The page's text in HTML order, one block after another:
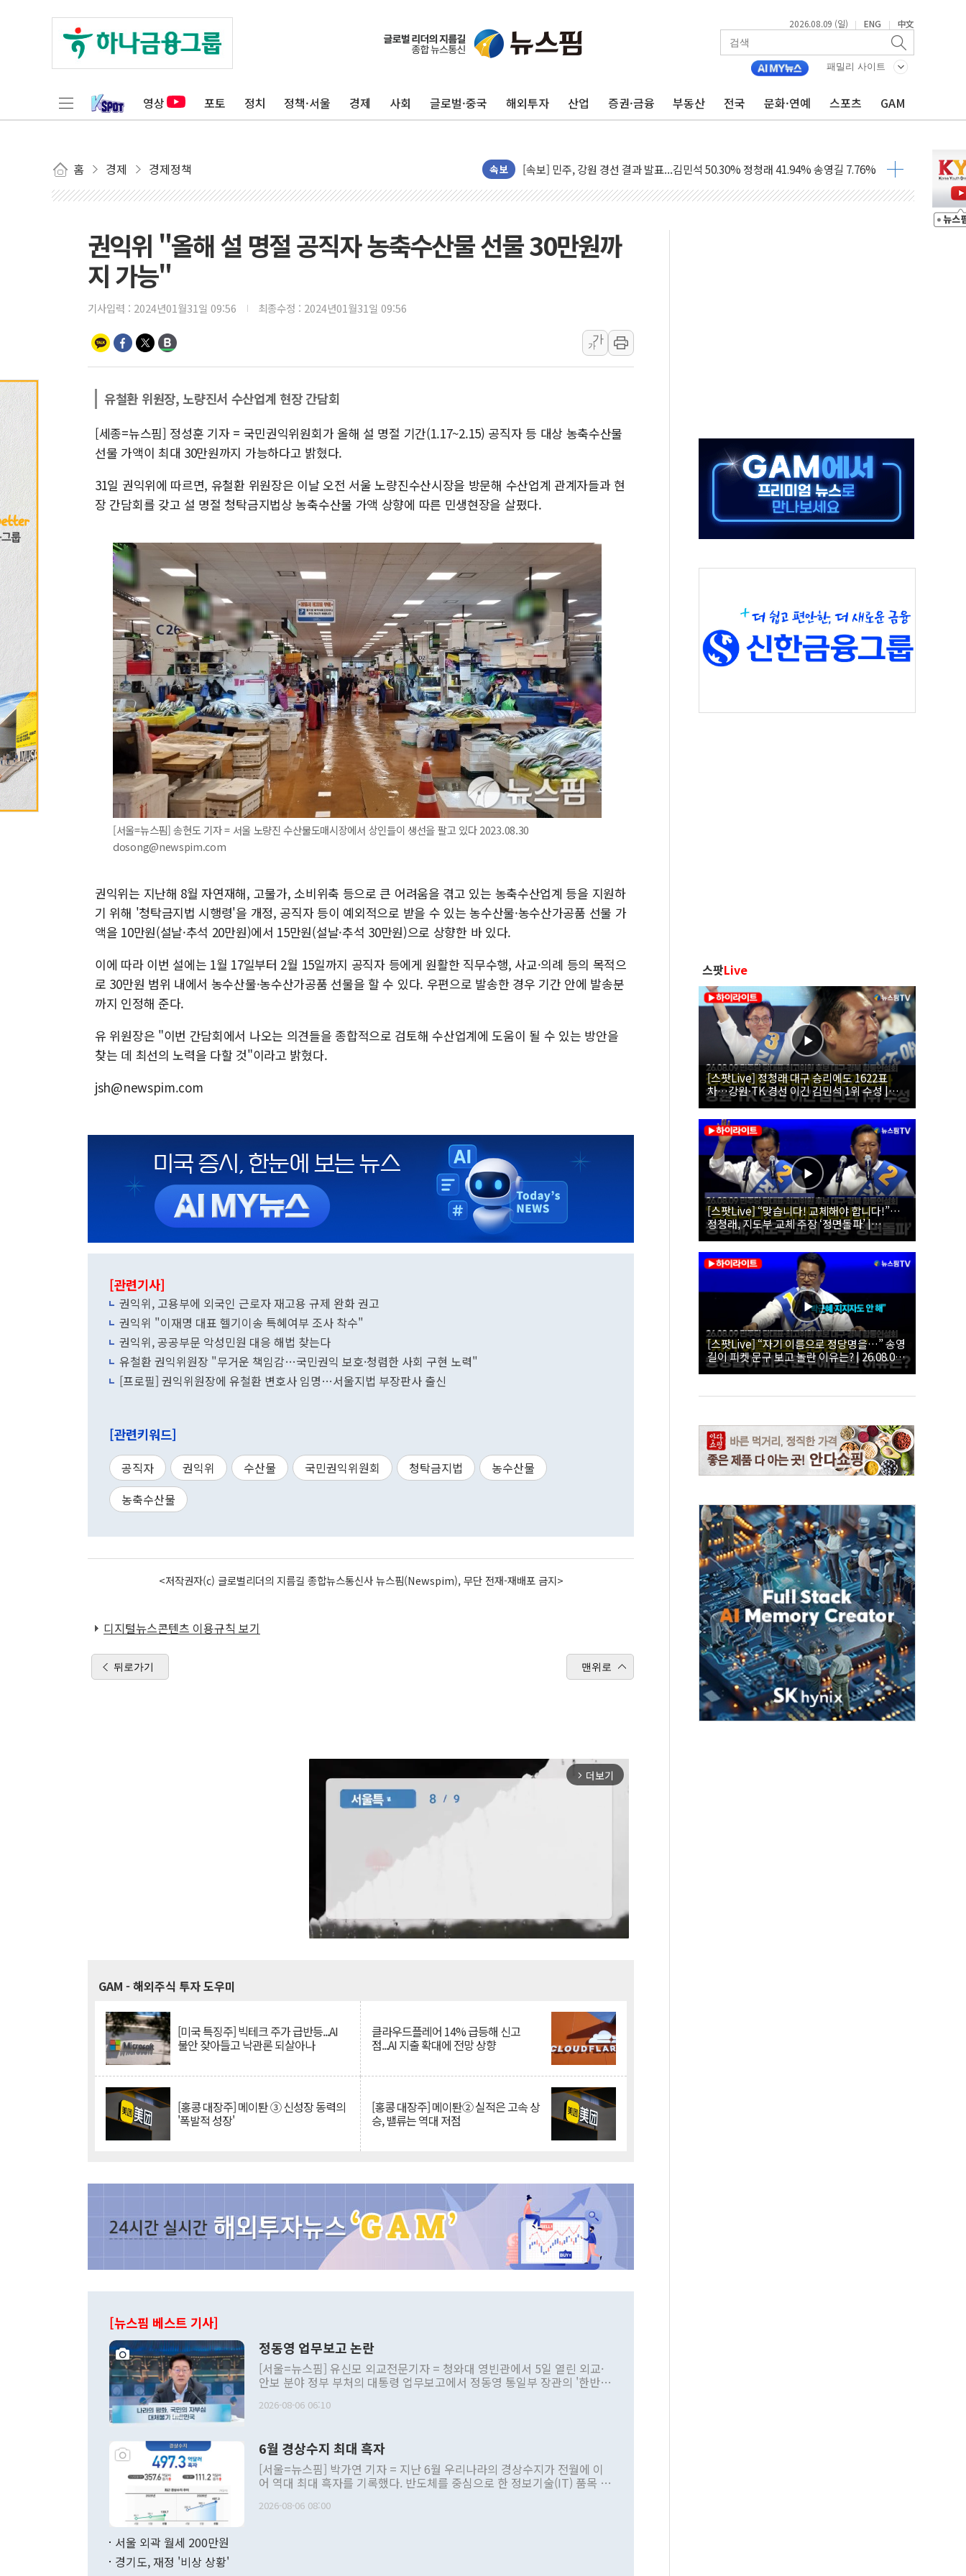
2026.08.09 (일) | ENG | 中文
패밀리 사이트
영상 포토 정치 정책·서울 경제 사회 글로벌·중국 해외투자 산업 증권·금융 부동산 전국 문화·연예 스포츠 GAM
홈 경제 경제정책 속보
인천서 말다툼 중 어머니 살해 10대 구속…범행 후 반려견도 죽여
김민석, 강원·대구·경북 경선서 정청래에 승리…金 48.54% vs 鄭 44.40%
[속보] 민주, 경북 경선 결과 발표...김민석 47.37% 정청래 45.71% 송영길 6.92%
[속보] 민주, 대구 경선 결과 발표...정청래 47.82% 김민석 46.35% 송영길 5.83%
정재헌 CEO, SKT 장기고객 400명 맞이…"마음 잇는 시간 되길"
최태원, 노소영에 9440억 지급 확정되나…재상고 앞두고 막판 셈법
인천시 광복절 현수막 '태극기 거꾸로' 논란…이틀만에 철거
병무청, 보충역 전면 손질… 예술·체육요원 최대 33% 감축
여야, 황희 '버스 하우스' 공방…野 "청년 우롱 기괴" vs 與 "송구한 해프닝"
풀무원재단, '국제과학연극제 2026'서 어린이 과학연극 2편 수상
경인고속도로서 차량 4대 연쇄 추돌…7세 남아 등 4명 부상
"AI가 먼저 알아채고 고친다"…LG유플러스, AI 홈네트워크 구현 첫발
권익위 "올해 설 명절 공직자 농축수산물 선물 30만원까
지 가능"
기사입력 : 2024년01월31일 09:56 최종수정 : 2024년01월31일 09:56
가
가
유철환 위원장, 노량진서 수산업계 현장 간담회
[세종=뉴스핌] 정성훈 기자 = 국민권익위원회가 올해 설 명절 기간(1.17~2.15) 공직자 등 대상 농축수산물
선물 가액이 최대 30만원까지 가능하다고 밝혔다.
31일 권익위에 따르면, 유철환 위원장은 이날 오전 서울 노량진수산시장을 방문해 수산업계 관계자들과 현
장 간담회를 갖고 설 명절 청탁금지법상 농축수산물 가액 상향에 따른 민생현장을 살폈다.
[서울=뉴스핌] 송현도 기자 = 서울 노량진 수산물도매시장에서 상인들이 생선을 팔고 있다 2023.08.30
dosong@newspim.com
권익위는 지난해 8월 자연재해, 고물가, 소비위축 등으로 큰 어려움을 겪고 있는 농축수산업계 등을 지원하
기 위해 '청탁금지법 시행령'을 개정, 공직자 등이 예외적으로 받을 수 있는 농수산물·농수산가공품 선물 가
액을 10만원(설날·추석 20만원)에서 15만원(설날·추석 30만원)으로 상향한 바 있다.
이에 따라 이번 설에는 1월 17일부터 2월 15일까지 공직자 등에게 원활한 직무수행, 사교·의례 등의 목적으
로 30만원 범위 내에서 농수산물·농수산가공품 선물을 할 수 있다. 우편으로 발송한 경우 기간 안에 발송분
까지 인정해 준다.
유 위원장은 "이번 간담회에서 나오는 의견들을 종합적으로 검토해 수산업계에 도움이 될 수 있는 방안을
찾는 데 최선의 노력을 다할 것"이라고 밝혔다.
jsh@newspim.com
[관련기사]
권익위, 고용부에 외국인 근로자 재고용 규제 완화 권고
권익위 "이재명 대표 헬기이송 특혜여부 조사 착수"
권익위, 공공부문 악성민원 대응 해법 찾는다
유철환 권익위원장 "무거운 책임감…국민권익 보호·청렴한 사회 구현 노력"
[프로필] 권익위원장에 유철환 변호사 임명…서울지법 부장판사 출신
[관련키워드]
공직자 권익위 수산물 국민권익위원회 청탁금지법
농수산물
농축수산물
<저작권자(c) 글로벌리더의 지름길 종합뉴스통신사 뉴스핌(Newspim), 무단 전재-재배포 금지>
디지털뉴스콘텐츠 이용규칙 보기
뒤로가기 맨위로
arrow_forward_ios 더보기
GAM - 해외주식 투자 도우미
[미국 특징주] 빅테크 주가 급반등...AI
불안 잦아들고 낙관론 되살아나
클라우드플레어 14% 급등해 신고
점...AI 지출 확대에 전망 상향
[홍콩 대장주] 메이퇀 ③ 신성장 동력의
'폭발적 성장'
[홍콩 대장주] 메이퇀② 실적은 고속 상
승, 밸류는 역대 저점
[뉴스핌 베스트 기사]
정동영 업무보고 논란
[서울=뉴스핌] 유신모 외교전문기자 = 청와대 영빈관에서 5일 열린 외교·
안보 분야 정부 부처의 대통령 업무보고에서 정동영 통일부 장관의 '한반도
발언 중에는 정부 내 조율을 거치지 않은 사안을 정책으로 추진하겠다고 공
주의적 희망에 근거한 비현실적 구상'이라는 비판을 내놨다. 그동안 정 장
관의 대북 정책 관련 발언이 물의를 빚은 적은 여러 번 있지만 대통령과 유
관 부처 장관이 공개적으로 부정적 입장을 표명한 것은 이례적이다. 정 장
관의 무리한 대북 접근법과 월권을 제어해야 한다는 목소리도 높아지고 있
다. [정동영 통일부 장관이 지난달 23일 오후 서울 종로구 정부서울청사에
2026-08-06 06:10
6월 경상수지 최대 흑자
[서울=뉴스핌] 박가연 기자 = 지난 6월 우리나라의 경상수지가 전월에 이
어 역대 최대 흑자를 기록했다. 반도체를 중심으로 한 정보기술(IT) 품목 수
료=한국은행] 한국은행이 6일 발표한 '2026년 6월 국제수지(잠정)'에 따르
2026-08-06 08:00
서울 외곽 월세 200만원
경기도, 재정 '비상 상황'
스팟Live
[스팟Live] 정청래 대구 승리에도 1622표
차…강원·TK 경선 이긴 김민석 1위 수성 |
26.08.09 더불어민주당 당대표·최고위원 후
보 대구·경북 합동연설회
[스팟Live] “맞습니다! 교체해야 합니다!”…
정청래, 지도부 교체 주장 ‘정면돌파’ |
26.08.09 더불어민주당 당대표·최고위원 후
보 대구·경북 합동연설회
[스팟Live] “자기 이름으로 정당명을…” 송영
길이 피켓 문구 보고 놀란 이유는? | 26.08.09
더불어민주당 당대표·최고위원 후보 대구·경